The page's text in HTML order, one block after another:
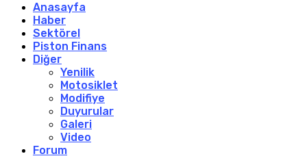
Anasayfa
Haber
Sektörel
Piston Finans
Diğer
Yenilik
Motosiklet
Modifiye
Duyurular
Galeri
Video
Forum